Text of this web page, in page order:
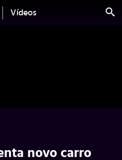
Vídeos
novo carro